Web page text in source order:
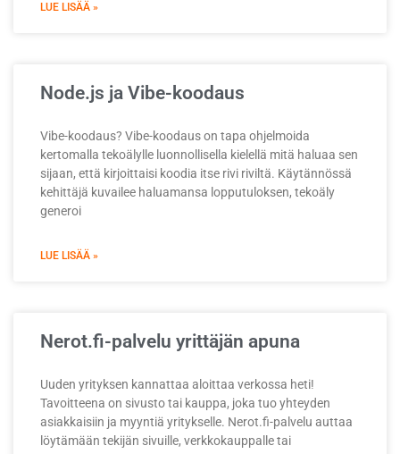
LUE LISÄÄ »
Node.js ja Vibe-koodaus
Vibe-koodaus? Vibe-koodaus on tapa ohjelmoida
kertomalla tekoälylle luonnollisella kielellä mitä haluaa sen
sijaan, että kirjoittaisi koodia itse rivi riviltä. Käytännössä
kehittäjä kuvailee haluamansa lopputuloksen, tekoäly
generoi
LUE LISÄÄ »
Nerot.fi-palvelu yrittäjän apuna
Uuden yrityksen kannattaa aloittaa verkossa heti!
Tavoitteena on sivusto tai kauppa, joka tuo yhteyden
asiakkaisiin ja myyntiä yritykselle. Nerot.fi-palvelu auttaa
löytämään tekijän sivuille, verkkokauppalle tai